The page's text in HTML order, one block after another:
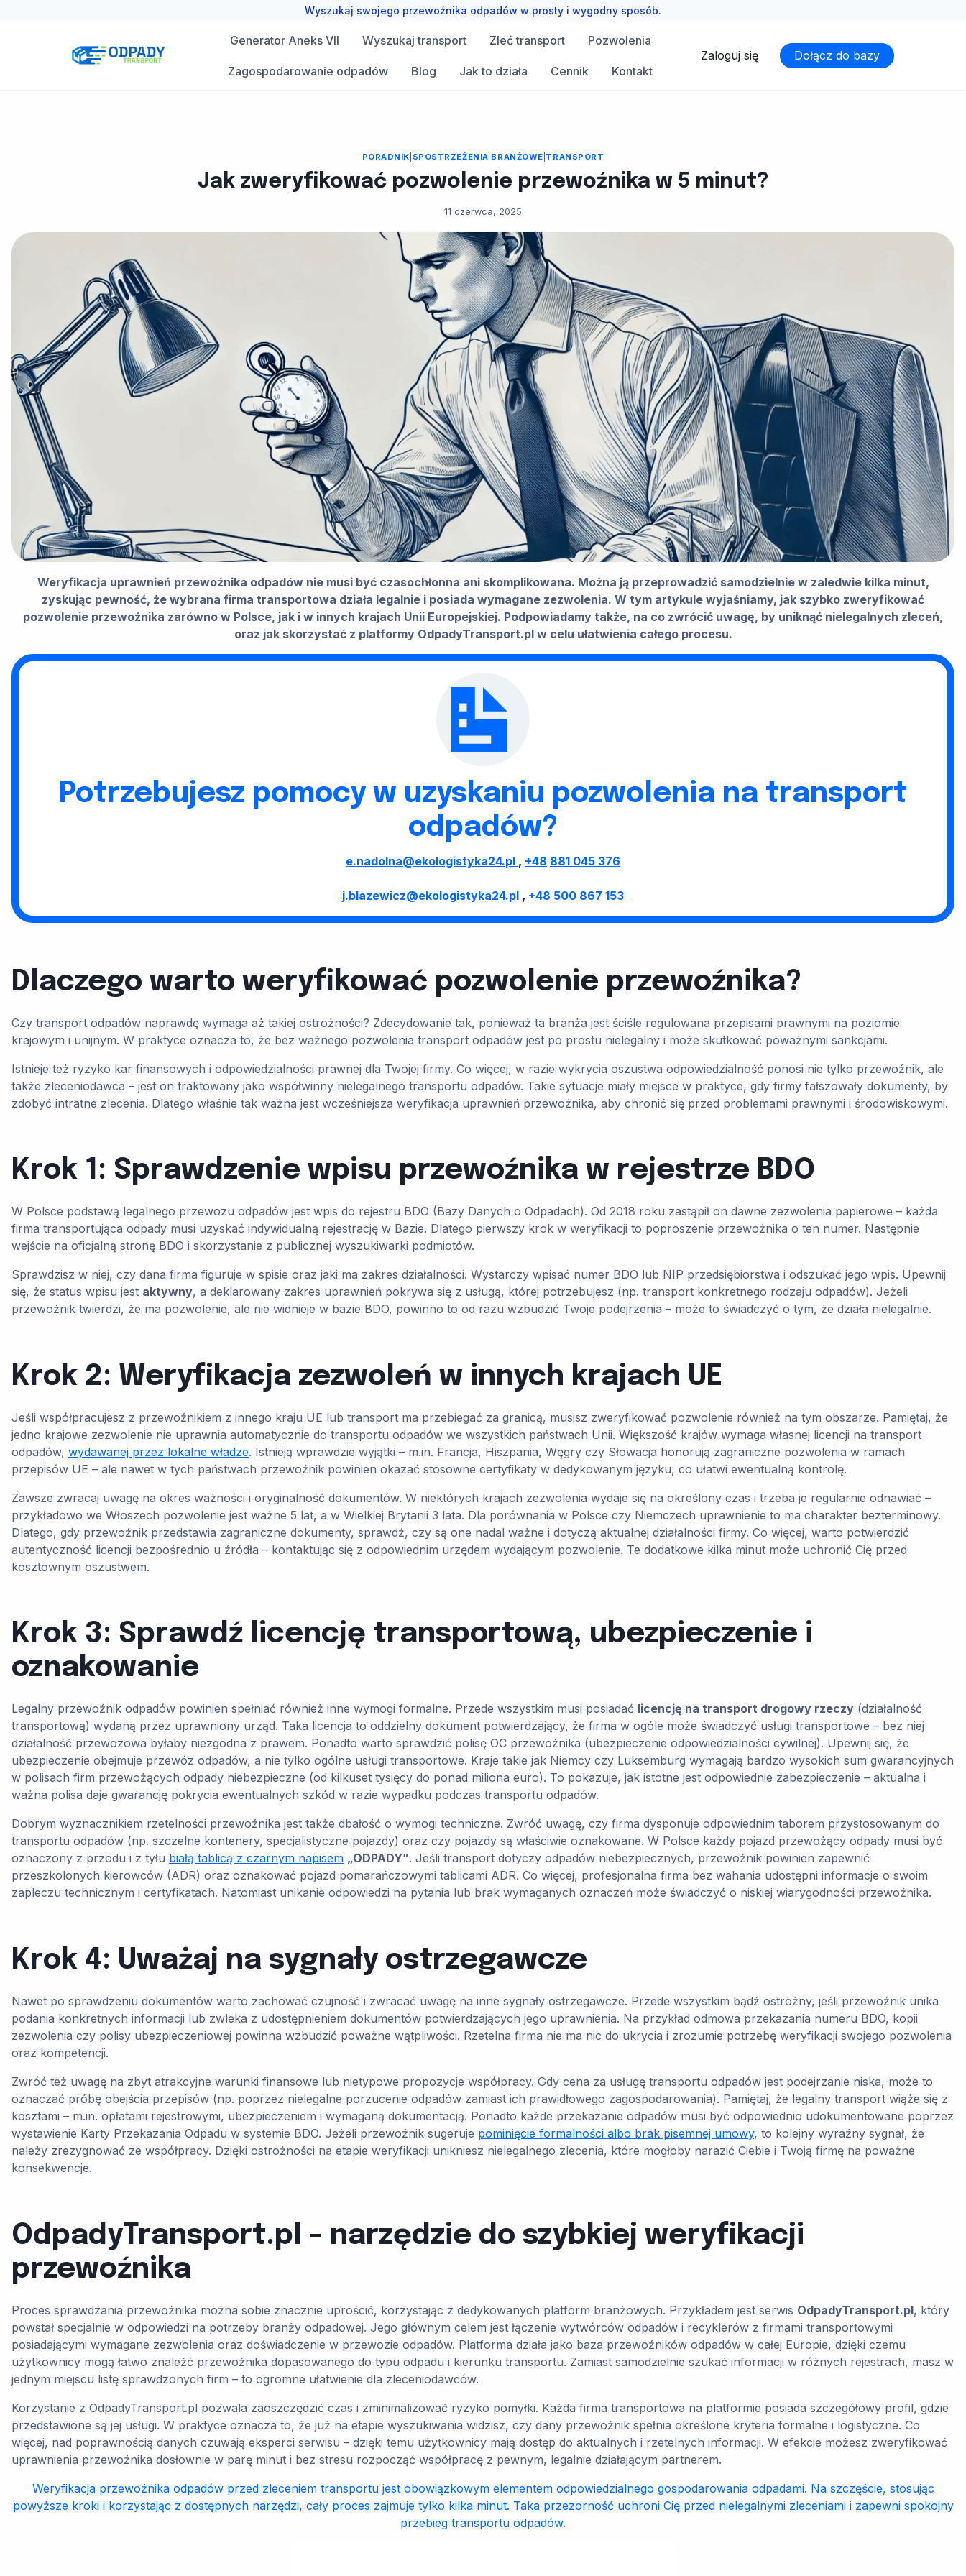
Wyszukaj swojego przewoźnika odpadów w prosty i wygodny sposób.
Generator Aneks VII Wyszukaj transport Zleć transport Pozwolenia
Zagospodarowanie odpadów Blog Jak to działa Cennik Kontakt
Zaloguj się Dołącz do bazy
PORADNIK SPOSTRZEŻENIA BRANŻOWE TRANSPORT
Jak zweryfikować pozwolenie przewoźnika w 5 minut?
11 czerwca, 2025
Weryfikacja uprawnień przewoźnika odpadów nie musi być czasochłonna ani skomplikowana. Można ją przeprowadzić samodzielnie w zaledwie kilka minut,
zyskując pewność, że wybrana firma transportowa działa legalnie i posiada wymagane zezwolenia. W tym artykule wyjaśniamy, jak szybko zweryfikować
pozwolenie przewoźnika zarówno w Polsce, jak i w innych krajach Unii Europejskiej. Podpowiadamy także, na co zwrócić uwagę, by uniknąć nielegalnych zleceń,
oraz jak skorzystać z platformy OdpadyTransport.pl w celu ułatwienia całego procesu.
Potrzebujesz pomocy w uzyskaniu pozwolenia na transport
odpadów?
e.nadolna@ekologistyka24.pl , +48 881 045 376
j.blazewicz@ekologistyka24.pl , +48 500 867 153
Dlaczego warto weryfikować pozwolenie przewoźnika?
Czy transport odpadów naprawdę wymaga aż takiej ostrożności? Zdecydowanie tak, ponieważ ta branża jest ściśle regulowana przepisami prawnymi na poziomie
krajowym i unijnym. W praktyce oznacza to, że bez ważnego pozwolenia transport odpadów jest po prostu nielegalny i może skutkować poważnymi sankcjami.
Istnieje też ryzyko kar finansowych i odpowiedzialności prawnej dla Twojej firmy. Co więcej, w razie wykrycia oszustwa odpowiedzialność ponosi nie tylko przewoźnik, ale
także zleceniodawca – jest on traktowany jako współwinny nielegalnego transportu odpadów. Takie sytuacje miały miejsce w praktyce, gdy firmy fałszowały dokumenty, by
zdobyć intratne zlecenia. Dlatego właśnie tak ważna jest wcześniejsza weryfikacja uprawnień przewoźnika, aby chronić się przed problemami prawnymi i środowiskowymi.
Krok 1: Sprawdzenie wpisu przewoźnika w rejestrze BDO
W Polsce podstawą legalnego przewozu odpadów jest wpis do rejestru BDO (Bazy Danych o Odpadach). Od 2018 roku zastąpił on dawne zezwolenia papierowe – każda
firma transportująca odpady musi uzyskać indywidualną rejestrację w Bazie. Dlatego pierwszy krok w weryfikacji to poproszenie przewoźnika o ten numer. Następnie
wejście na oficjalną stronę BDO i skorzystanie z publicznej wyszukiwarki podmiotów.
Sprawdzisz w niej, czy dana firma figuruje w spisie oraz jaki ma zakres działalności. Wystarczy wpisać numer BDO lub NIP przedsiębiorstwa i odszukać jego wpis. Upewnij
się, że status wpisu jest aktywny, a deklarowany zakres uprawnień pokrywa się z usługą, której potrzebujesz (np. transport konkretnego rodzaju odpadów). Jeżeli
przewoźnik twierdzi, że ma pozwolenie, ale nie widnieje w bazie BDO, powinno to od razu wzbudzić Twoje podejrzenia – może to świadczyć o tym, że działa nielegalnie.
Krok 2: Weryfikacja zezwoleń w innych krajach UE
Jeśli współpracujesz z przewoźnikiem z innego kraju UE lub transport ma przebiegać za granicą, musisz zweryfikować pozwolenie również na tym obszarze. Pamiętaj, że
jedno krajowe zezwolenie nie uprawnia automatycznie do transportu odpadów we wszystkich państwach Unii. Większość krajów wymaga własnej licencji na transport
odpadów, wydawanej przez lokalne władze. Istnieją wprawdzie wyjątki – m.in. Francja, Hiszpania, Węgry czy Słowacja honorują zagraniczne pozwolenia w ramach
przepisów UE – ale nawet w tych państwach przewoźnik powinien okazać stosowne certyfikaty w dedykowanym języku, co ułatwi ewentualną kontrolę.
Zawsze zwracaj uwagę na okres ważności i oryginalność dokumentów. W niektórych krajach zezwolenia wydaje się na określony czas i trzeba je regularnie odnawiać –
przykładowo we Włoszech pozwolenie jest ważne 5 lat, a w Wielkiej Brytanii 3 lata. Dla porównania w Polsce czy Niemczech uprawnienie to ma charakter bezterminowy.
Dlatego, gdy przewoźnik przedstawia zagraniczne dokumenty, sprawdź, czy są one nadal ważne i dotyczą aktualnej działalności firmy. Co więcej, warto potwierdzić
autentyczność licencji bezpośrednio u źródła – kontaktując się z odpowiednim urzędem wydającym pozwolenie. Te dodatkowe kilka minut może uchronić Cię przed
kosztownym oszustwem.
Krok 3: Sprawdź licencję transportową, ubezpieczenie i
oznakowanie
Legalny przewoźnik odpadów powinien spełniać również inne wymogi formalne. Przede wszystkim musi posiadać licencję na transport drogowy rzeczy (działalność
transportową) wydaną przez uprawniony urząd. Taka licencja to oddzielny dokument potwierdzający, że firma w ogóle może świadczyć usługi transportowe – bez niej
działalność przewozowa byłaby niezgodna z prawem. Ponadto warto sprawdzić polisę OC przewoźnika (ubezpieczenie odpowiedzialności cywilnej). Upewnij się, że
ubezpieczenie obejmuje przewóz odpadów, a nie tylko ogólne usługi transportowe. Kraje takie jak Niemcy czy Luksemburg wymagają bardzo wysokich sum gwarancyjnych
w polisach firm przewożących odpady niebezpieczne (od kilkuset tysięcy do ponad miliona euro). To pokazuje, jak istotne jest odpowiednie zabezpieczenie – aktualna i
ważna polisa daje gwarancję pokrycia ewentualnych szkód w razie wypadku podczas transportu odpadów.
Dobrym wyznacznikiem rzetelności przewoźnika jest także dbałość o wymogi techniczne. Zwróć uwagę, czy firma dysponuje odpowiednim taborem przystosowanym do
transportu odpadów (np. szczelne kontenery, specjalistyczne pojazdy) oraz czy pojazdy są właściwie oznakowane. W Polsce każdy pojazd przewożący odpady musi być
oznaczony z przodu i z tyłu białą tablicą z czarnym napisem „ODPADY”. Jeśli transport dotyczy odpadów niebezpiecznych, przewoźnik powinien zapewnić
przeszkolonych kierowców (ADR) oraz oznakować pojazd pomarańczowymi tablicami ADR. Co więcej, profesjonalna firma bez wahania udostępni informacje o swoim
zapleczu technicznym i certyfikatach. Natomiast unikanie odpowiedzi na pytania lub brak wymaganych oznaczeń może świadczyć o niskiej wiarygodności przewoźnika.
Krok 4: Uważaj na sygnały ostrzegawcze
Nawet po sprawdzeniu dokumentów warto zachować czujność i zwracać uwagę na inne sygnały ostrzegawcze. Przede wszystkim bądź ostrożny, jeśli przewoźnik unika
podania konkretnych informacji lub zwleka z udostępnieniem dokumentów potwierdzających jego uprawnienia. Na przykład odmowa przekazania numeru BDO, kopii
zezwolenia czy polisy ubezpieczeniowej powinna wzbudzić poważne wątpliwości. Rzetelna firma nie ma nic do ukrycia i zrozumie potrzebę weryfikacji swojego pozwolenia
oraz kompetencji.
Zwróć też uwagę na zbyt atrakcyjne warunki finansowe lub nietypowe propozycje współpracy. Gdy cena za usługę transportu odpadów jest podejrzanie niska, może to
oznaczać próbę obejścia przepisów (np. poprzez nielegalne porzucenie odpadów zamiast ich prawidłowego zagospodarowania). Pamiętaj, że legalny transport wiąże się z
kosztami – m.in. opłatami rejestrowymi, ubezpieczeniem i wymaganą dokumentacją. Ponadto każde przekazanie odpadów musi być odpowiednio udokumentowane poprzez
wystawienie Karty Przekazania Odpadu w systemie BDO. Jeżeli przewoźnik sugeruje pominięcie formalności albo brak pisemnej umowy, to kolejny wyraźny sygnał, że
należy zrezygnować ze współpracy. Dzięki ostrożności na etapie weryfikacji unikniesz nielegalnego zlecenia, które mogłoby narazić Ciebie i Twoją firmę na poważne
konsekwencje.
OdpadyTransport.pl – narzędzie do szybkiej weryfikacji
przewoźnika
Proces sprawdzania przewoźnika można sobie znacznie uprościć, korzystając z dedykowanych platform branżowych. Przykładem jest serwis OdpadyTransport.pl, który
powstał specjalnie w odpowiedzi na potrzeby branży odpadowej. Jego głównym celem jest łączenie wytwórców odpadów i recyklerów z firmami transportowymi
posiadającymi wymagane zezwolenia oraz doświadczenie w przewozie odpadów. Platforma działa jako baza przewoźników odpadów w całej Europie, dzięki czemu
użytkownicy mogą łatwo znaleźć przewoźnika dopasowanego do typu odpadu i kierunku transportu. Zamiast samodzielnie szukać informacji w różnych rejestrach, masz w
jednym miejscu listę sprawdzonych firm – to ogromne ułatwienie dla zleceniodawców.
Korzystanie z OdpadyTransport.pl pozwala zaoszczędzić czas i zminimalizować ryzyko pomyłki. Każda firma transportowa na platformie posiada szczegółowy profil, gdzie
przedstawione są jej usługi. W praktyce oznacza to, że już na etapie wyszukiwania widzisz, czy dany przewoźnik spełnia określone kryteria formalne i logistyczne. Co
więcej, nad poprawnością danych czuwają eksperci serwisu – dzięki temu użytkownicy mają dostęp do aktualnych i rzetelnych informacji. W efekcie możesz zweryfikować
uprawnienia przewoźnika dosłownie w parę minut i bez stresu rozpocząć współpracę z pewnym, legalnie działającym partnerem.
Weryfikacja przewoźnika odpadów przed zleceniem transportu jest obowiązkowym elementem odpowiedzialnego gospodarowania odpadami. Na szczęście, stosując
powyższe kroki i korzystając z dostępnych narzędzi, cały proces zajmuje tylko kilka minut. Taka przezorność uchroni Cię przed nielegalnymi zleceniami i zapewni spokojny
przebieg transportu odpadów.